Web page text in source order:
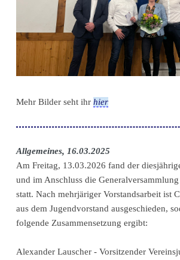
Mehr Bilder seht ihr hier
Allgemeines, 16.03.2025
Am Freitag, 13.03.2026 fand der
und im Anschluss die
statt. Nach mehrjäriger Vorstandsarbeit ist
aus dem Jugendvorstand ausgeschieden,
folgende Zusammensetzung ergibt:
Alexander Lauscher - Vorsitzender